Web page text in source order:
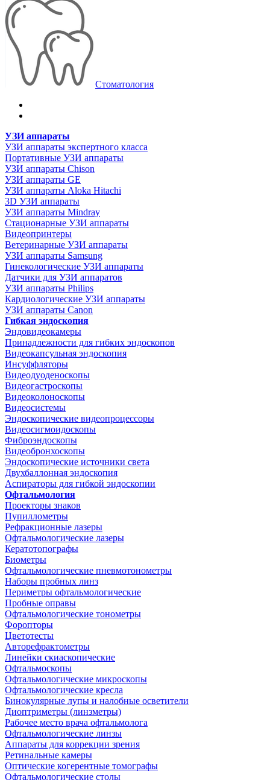
Стоматология
УЗИ аппараты
УЗИ аппараты экспертного класса
Портативные УЗИ аппараты
УЗИ аппараты Chison
УЗИ аппараты GE
УЗИ аппараты Aloka Hitachi
3D УЗИ аппараты
УЗИ аппараты Mindray
Стационарные УЗИ аппараты
Видеопринтеры
Ветеринарные УЗИ аппараты
УЗИ аппараты Samsung
Гинекологические УЗИ аппараты
Датчики для УЗИ аппаратов
УЗИ аппараты Philips
Кардиологические УЗИ аппараты
УЗИ аппараты Canon
Гибкая эндоскопия
Эндовидеокамеры
Принадлежности для гибких эндоскопов
Видеокапсульная эндоскопия
Инсуффляторы
Видеодуоденоскопы
Видеогастроскопы
Видеоколоноскопы
Видеосистемы
Эндоскопические видеопроцессоры
Видеосигмоидоскопы
Фиброэндоскопы
Видеобронхоскопы
Эндоскопические источники света
Двухбаллонная эндоскопия
Аспираторы для гибкой эндоскопии
Офтальмология
Проекторы знаков
Пупиллометры
Рефракционные лазеры
Офтальмологические лазеры
Кератотопографы
Биометры
Офтальмологические пневмотонометры
Наборы пробных линз
Периметры офтальмологические
Пробные оправы
Офтальмологические тонометры
Форопторы
Цветотесты
Авторефрактометры
Линейки скиаскопические
Офтальмоскопы
Офтальмологические микроскопы
Офтальмологические кресла
Бинокулярные лупы и налобные осветители
Диоптриметры (линзметры)
Рабочее место врача офтальмолога
Офтальмологические линзы
Аппараты для коррекции зрения
Ретинальные камеры
Оптические когерентные томографы
Офтальмологические столы